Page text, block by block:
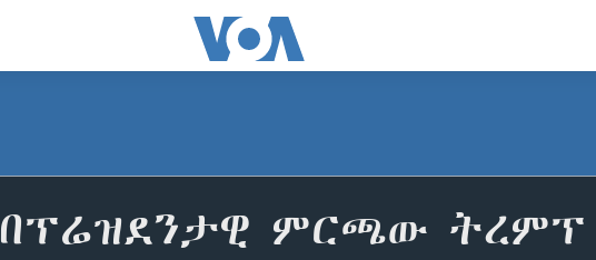
በፕሬዝደንታዊ ምርጫው